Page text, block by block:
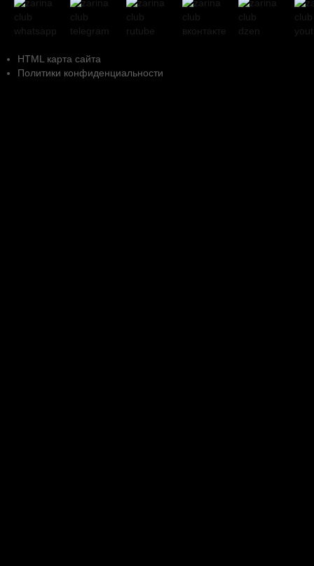
HTML карта сайта
Политики конфиденциальности